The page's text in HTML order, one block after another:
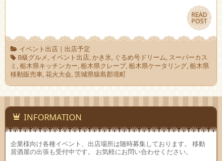
READ
POST
READ
POST
イベント出店| 出店予定
B級グルメ, イベント出店,かき氷, ぐるめ号ドリーム, スーパーカス
ミ ,栃木県キッチンカー,栃木県クレープ,栃木県ケータリング,栃木県
移動販売車,花火大会,茨城県猿島郡境町
INFORMATION
企業様向け各種イベント、出店場所は随時募集しております。 移動
居酒屋の出張も受付中です。 お気軽にお問い合わせください。